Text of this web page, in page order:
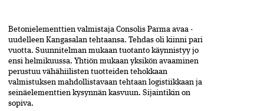
Betonielementtien valmistaja Consolis Parma avaa ­
uudelleen Kangasalan tehtaansa. Tehdas oli kiinni pari
vuotta. Suunnitelman mukaan tuotanto käynnistyy jo
ensi helmikuussa. Yhtiön mukaan yksikön avaaminen
perustuu vähähiilisten tuotteiden tehokkaan
valmistuksen mahdollistavaan tehtaan logistiikkaan ja
seinäelementtien kysynnän kasvuun. Sijaintikin on
sopiva.